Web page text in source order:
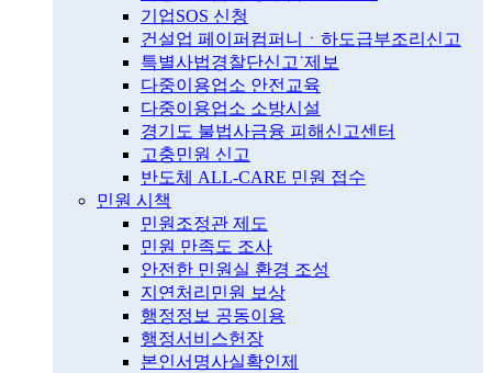
기업SOS 신청
건설업 페이퍼컴퍼니ㆍ하도급부조리신고
특별사법경찰단신고˙제보
다중이용업소 안전교육
다중이용업소 소방시설
경기도 불법사금융 피해신고센터
고충민원 신고
반도체 ALL-CARE 민원 접수
민원 시책
민원조정관 제도
민원 만족도 조사
안전한 민원실 환경 조성
지연처리민원 보상
행정정보 공동이용
행정서비스헌장
본인서명사실확인제